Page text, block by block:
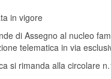
in vigore
di Assegno al nucleo
telematica in via
si rimanda alla circolare